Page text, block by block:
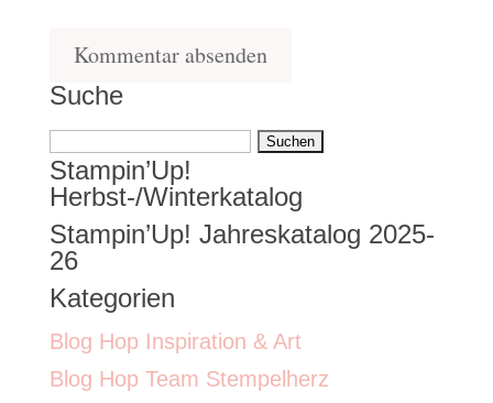
Suche
Suchen
nach:
Stampin’Up!
Herbst-/Winterkatalog
Stampin’Up! Jahreskatalog 2025-
26
Kategorien
Blog Hop Inspiration & Art
Blog Hop Team Stempelherz